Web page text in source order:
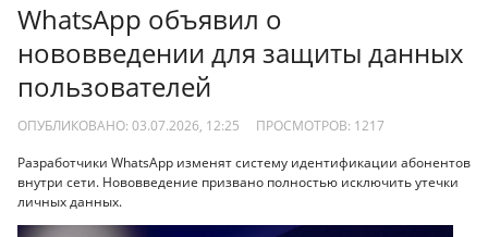
WhatsApp объявил о
нововведении для защиты данных
пользователей
ОПУБЛИКОВАНО: 03.07.2026, 12:25 ПРОСМОТРОВ: 1217
Разработчики WhatsApp изменят систему идентификации абонентов
внутри сети. Нововведение призвано полностью исключить утечки
личных данных.